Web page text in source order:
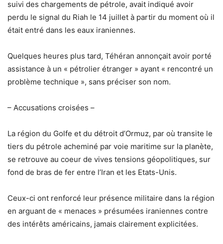
suivi des chargements de pétrole, avait indiqué avoir
perdu le signal du Riah le 14 juillet à partir du moment où il
était entré dans les eaux iraniennes.
Quelques heures plus tard, Téhéran annonçait avoir porté
assistance à un « pétrolier étranger » ayant « rencontré un
problème technique », sans préciser son nom.
– Accusations croisées –
La région du Golfe et du détroit d’Ormuz, par où transite le
tiers du pétrole acheminé par voie maritime sur la planète,
se retrouve au coeur de vives tensions géopolitiques, sur
fond de bras de fer entre l’Iran et les Etats-Unis.
Ceux-ci ont renforcé leur présence militaire dans la région
en arguant de « menaces » présumées iraniennes contre
des intérêts américains, jamais clairement explicitées.